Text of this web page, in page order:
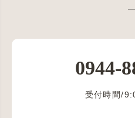
0944-
受付時間/